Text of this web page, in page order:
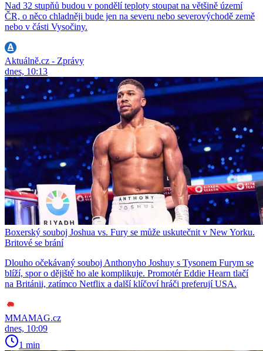
Nad 32 stupňů budou v pondělí teploty stoupat na většině území
ČR, o něco chladněji bude jen na severu nebo severovýchodě země
nebo v části Vysočiny.
Aktuálně.cz - Zprávy
dnes, 10:13
Boxerský souboj Joshua vs. Fury se může uskutečnit v New Yorku.
Britové se brání
Dlouho očekávaný souboj Anthonyho Joshuy s Tysonem Furym se
blíží, spor o dějiště ho ale komplikuje. Promotér Eddie Hearn tlačí
na Británii, zatímco Netflix a další klíčoví hráči preferují USA.
MMAMAG.cz
dnes, 10:09
1 min